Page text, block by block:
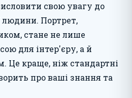
свою увагу до
людини. Портрет,
стане не лише
для інтер'єру, а й
Це краще, ніж стандартні
про ваші знання та